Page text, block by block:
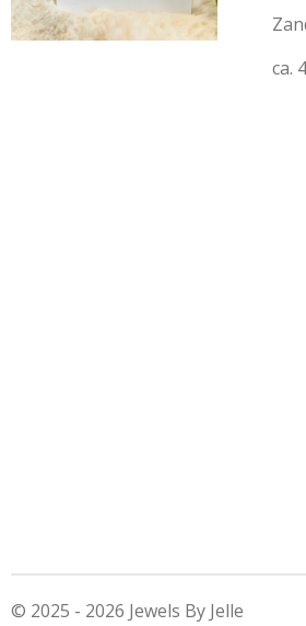
ca.
© 2025 - 2026 Jewels By Jelle